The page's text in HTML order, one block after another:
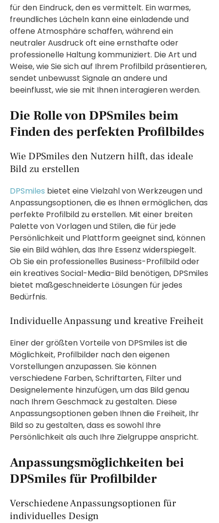
für den Eindruck, den es vermittelt. Ein warmes,
freundliches Lächeln kann eine einladende und
offene Atmosphäre schaffen, während ein
neutraler Ausdruck oft eine ernsthafte oder
professionelle Haltung kommuniziert. Die Art und
Weise, wie Sie sich auf Ihrem Profilbild präsentieren,
sendet unbewusst Signale an andere und
beeinflusst, wie sie mit Ihnen interagieren werden.
Die Rolle von DPSmiles beim
Finden des perfekten Profilbildes
Wie DPSmiles den Nutzern hilft, das ideale
Bild zu erstellen
DPSmiles bietet eine Vielzahl von Werkzeugen und
Anpassungsoptionen, die es Ihnen ermöglichen, das
perfekte Profilbild zu erstellen. Mit einer breiten
Palette von Vorlagen und Stilen, die für jede
Persönlichkeit und Plattform geeignet sind, können
Sie ein Bild wählen, das Ihre Essenz widerspiegelt.
Ob Sie ein professionelles Business-Profilbild oder
ein kreatives Social-Media-Bild benötigen, DPSmiles
bietet maßgeschneiderte Lösungen für jedes
Bedürfnis.
Individuelle Anpassung und kreative Freiheit
Einer der größten Vorteile von DPSmiles ist die
Möglichkeit, Profilbilder nach den eigenen
Vorstellungen anzupassen. Sie können
verschiedene Farben, Schriftarten, Filter und
Designelemente hinzufügen, um das Bild genau
nach Ihrem Geschmack zu gestalten. Diese
Anpassungsoptionen geben Ihnen die Freiheit, Ihr
Bild so zu gestalten, dass es sowohl Ihre
Persönlichkeit als auch Ihre Zielgruppe anspricht.
Anpassungsmöglichkeiten bei
DPSmiles für Profilbilder
Verschiedene Anpassungsoptionen für
individuelles Design